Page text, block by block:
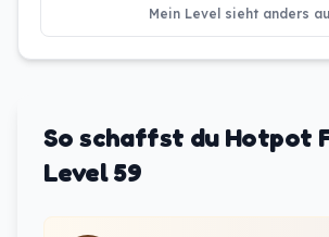
Mein Level sieht anders
So schaffst du Hotpot
Level 59